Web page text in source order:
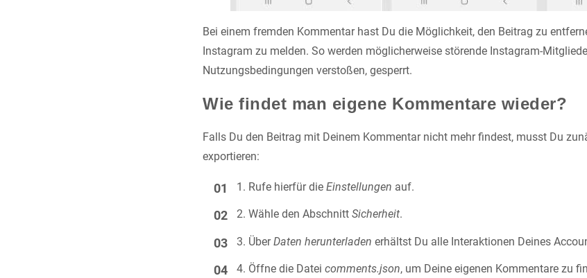
Bei einem fremden Kommentar hast Du die Möglichkeit, den Beitrag zu
Instagram zu melden. So werden möglicherweise störende Instagram-
Nutzungsbedingungen verstoßen, gesperrt.
Wie findet man eigene Kommentare wieder?
Falls Du den Beitrag mit Deinem Kommentar nicht mehr findest, musst Du
exportieren:
Rufe hierfür dieEinstellungen auf.
Wähle den AbschnittSicherheit.
ÜberDaten herunterladen erhältst Du alle Interaktionen Deines
Öffne die Dateicomments.json, um Deine eigenen Kommentare zu